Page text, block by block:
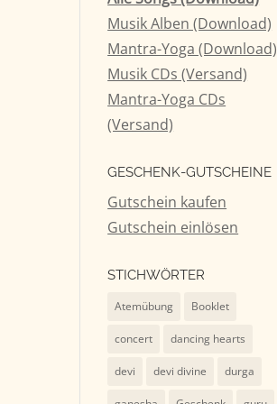
Musik Alben (Download)
Mantra-Yoga (Download)
Musik CDs (Versand)
Mantra-Yoga CDs
(Versand)
GESCHENK-GUTSCHEINE
Gutschein kaufen
Gutschein einlösen
STICHWÖRTER
Atemübung Booklet
concert dancing hearts
devi devi divine durga